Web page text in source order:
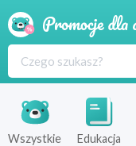
Wszystkie Edukacja